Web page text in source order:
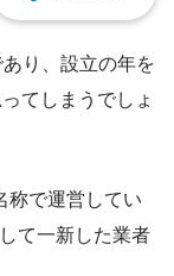
り、設立の年を
てしまうでしょ
称で運営してい
て一新した業者